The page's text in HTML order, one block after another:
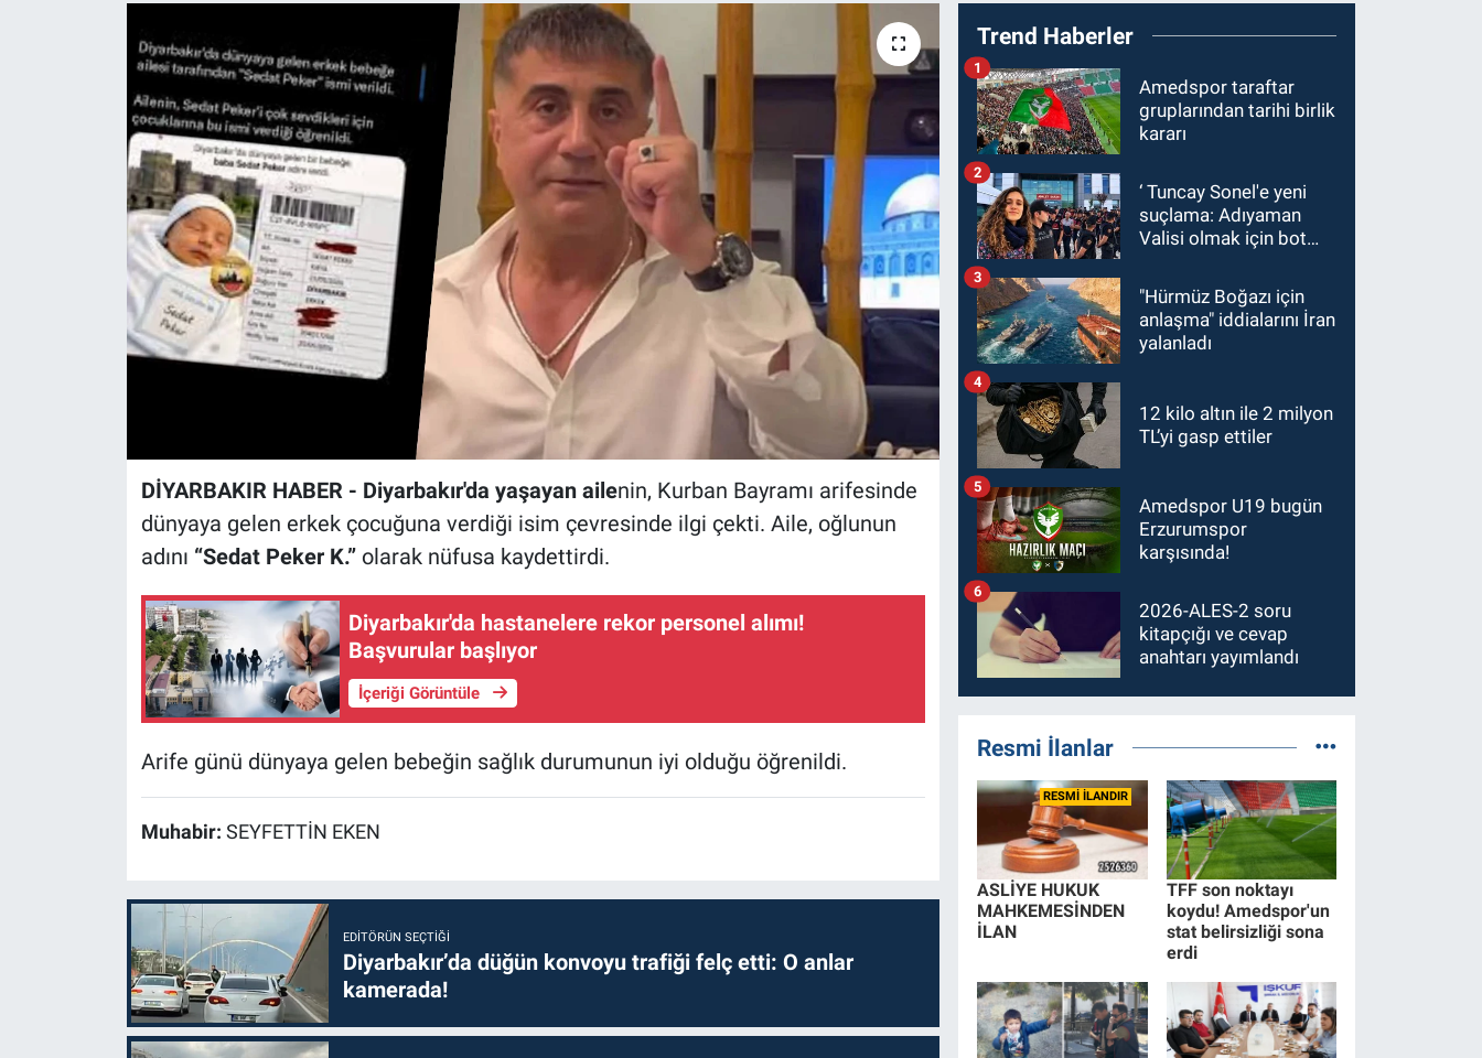
DİYARBAKIR HABER - Diyarbakır'da yaşayan ailenin, Kurban Bayramı arifesinde
dünyaya gelen erkek çocuğuna verdiği isim çevresinde ilgi çekti. Aile, oğlunun
adını “Sedat Peker K.” olarak nüfusa kaydettirdi.
Diyarbakır'da hastanelere rekor personel alımı!
Başvurular başlıyor
İçeriği Görüntüle
Arife günü dünyaya gelen bebeğin sağlık durumunun iyi olduğu öğrenildi.
Muhabir: SEYFETTİN EKEN
EDITÖRÜN SEÇTIĞI
Diyarbakır’da düğün konvoyu trafiği felç etti: O anlar
kamerada!
Trend Haberler
Amedspor taraftar
gruplarından tarihi birlik
kararı
1
‘ Tuncay Sonel'e yeni
suçlama: Adıyaman
Valisi olmak için bot
2
"Hürmüz Boğazı için
anlaşma" iddialarını İran
yalanladı
3
12 kilo altın ile 2 milyon
TL’yi gasp ettiler
4
Amedspor U19 bugün
Erzurumspor
karşısında!
5
2026-ALES-2 soru
kitapçığı ve cevap
anahtarı yayımlandı
6
Resmi İlanlar
RESMİ İLANDIR
ASLİYE HUKUK
MAHKEMESİNDEN
İLAN
TFF son noktayı
koydu! Amedspor'un
stat belirsizliği sona
erdi
ÖZEL HABER
POLİTİKA
SAĞLIK
TEKNOLOJİ